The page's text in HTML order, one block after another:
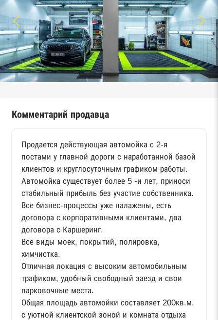
Комментарий продавца
Продается действующая автомойка с 2-я
постами у главной дороги с наработанной базой
клиентов и круглосуточным графиком работы.
Автомойка существует более 5 -и лет, приноси
стабильный прибыль без участие собственника.
Все бизнес-процессы уже налажены, есть
договора с корпоративными клиентами, два
договора с Каршеринг.
Все виды моек, покрытий, полировка,
химчистка.
Отличная локация с высоким автомобильным
трафиком, удобный свободный заезд и свои
парковочные места.
Общая площадь автомойки составляет 200кв.м.
с уютной клиентской зоной и комната отдыха